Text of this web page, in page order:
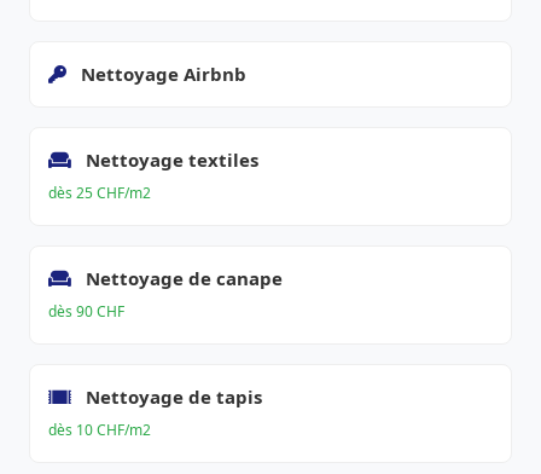
Nettoyage Airbnb
Nettoyage textiles
dès 25 CHF/m2
Nettoyage de canape
dès 90 CHF
Nettoyage de tapis
dès 10 CHF/m2